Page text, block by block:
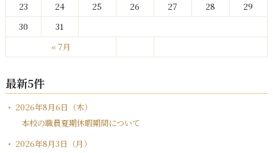
« 7月
23
24 25 26 27 28
29
30
31
最新5件
2026年8月6日（木）
本校の職員夏期休暇期間について
2026年8月3日（月）